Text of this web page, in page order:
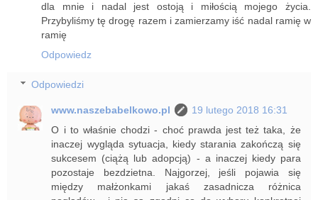
dla mnie i nadal jest ostoją i miłością mojego życia.
Przybyliśmy tę drogę razem i zamierzamy iść nadal ramię w
ramię
Odpowiedz
Odpowiedzi
www.naszebabelkowo.pl
19 lutego 2018 16:31
O i to właśnie chodzi - choć prawda jest też taka, że
inaczej wygląda sytuacja, kiedy starania zakończą się
sukcesem (ciążą lub adopcją) - a inaczej kiedy para
pozostaje bezdzietna. Najgorzej, jeśli pojawia się
między małżonkami jakaś zasadnicza różnica